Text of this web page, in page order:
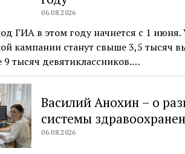
06.08.2026
ГИА в этом году начнется с 1 июня.
кампании станут свыше 3,5 тысяч
9 тысяч девятиклассников.…
Василий Анохин – о
системы
06.08.2026